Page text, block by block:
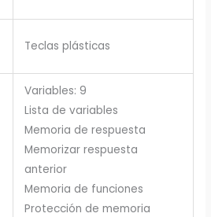
Teclas plásticas
Variables: 9
Lista de variables
Memoria de respuesta
Memorizar respuesta
anterior
Memoria de funciones
Protección de memoria